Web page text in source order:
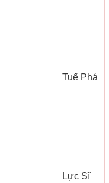
Tuế Phá
Lực Sĩ